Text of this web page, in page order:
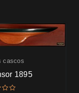
cascos
1895